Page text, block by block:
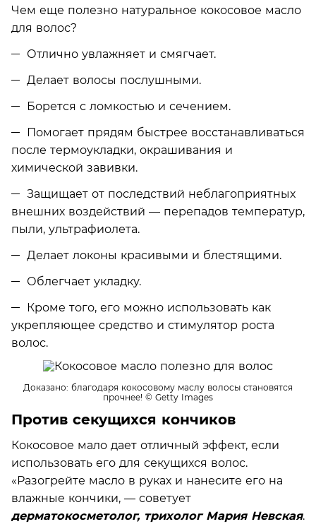
Чем еще полезно натуральное кокосовое масло
для волос?
Отлично увлажняет и смягчает.
Делает волосы послушными.
Борется с ломкостью и сечением.
Помогает прядям быстрее восстанавливаться
после термоукладки, окрашивания и
химической завивки.
Защищает от последствий неблагоприятных
внешних воздействий — перепадов температур,
пыли, ультрафиолета.
Делает локоны красивыми и блестящими.
Облегчает укладку.
Кроме того, его можно использовать как
укрепляющее средство и стимулятор роста
волос.
Доказано: благодаря кокосовому маслу волосы становятся
прочнее! © Getty Images
Против секущихся кончиков
Кокосовое мало дает отличный эффект, если
использовать его для секущихся волос.
«Разогрейте масло в руках и нанесите его на
влажные кончики, — советует
дерматокосметолог, трихолог Мария Невская.